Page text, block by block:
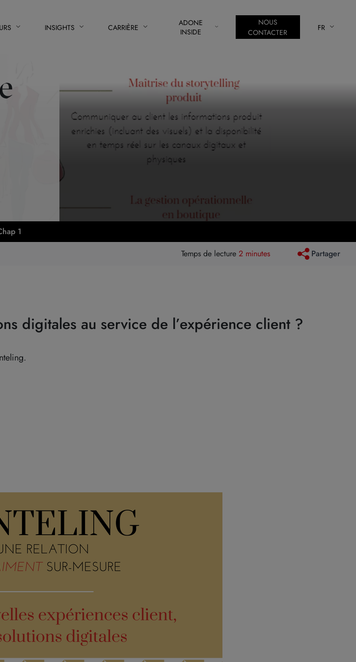
INSIGHTS CARRIÈRE
ADONE
INSIDE
NOUS
CONTACTER
FR
1
Temps de lecture 2 minutes Partager
digitales au service de l’expérience client ?